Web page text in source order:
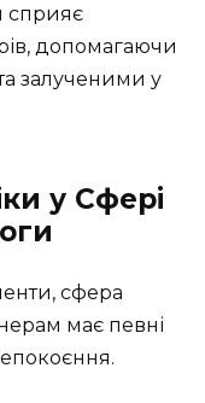
сприяє
допомагаючи
залученими у
у Сфері
сфера
має певні